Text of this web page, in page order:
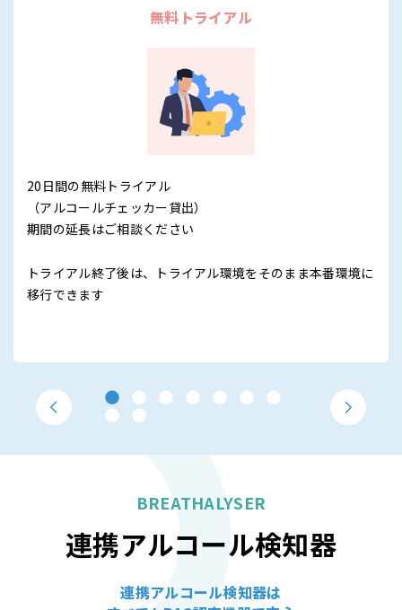
無料トライアル
20日間の無料トライアル
（アルコールチェッカー貸出）
期間の延長はご相談ください
トライアル終了後は、トライアル環境をそのまま本番環境に
移行できます
BREATHALYSER
連携アルコール検知器
連携アルコール検知器は